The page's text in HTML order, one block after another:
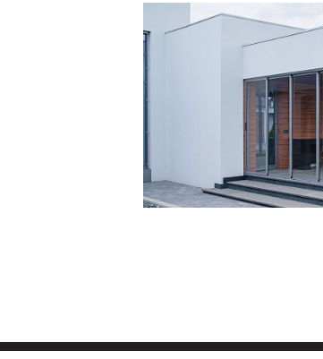
Смотретьпроект